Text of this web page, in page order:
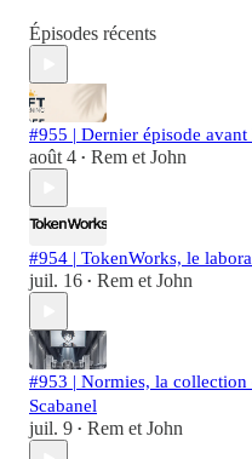
Épisodes récents
#955 | Dernier épisode avant
août 4 • Rem et John
#954 | TokenWorks, le
juil. 16 • Rem et John
#953 | Normies, la collection
Scabanel
juil. 9 • Rem et John